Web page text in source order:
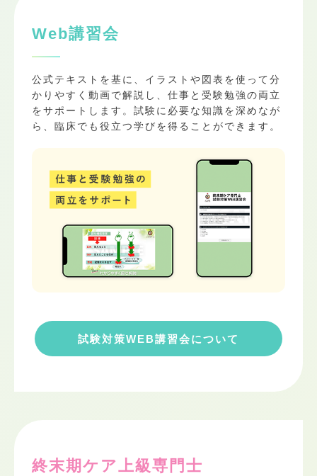
Web講習会
公式テキストを基に、イラストや図表を使って分
かりやすく動画で解説し、仕事と受験勉強の両立
をサポートします。試験に必要な知識を深めなが
ら、臨床でも役立つ学びを得ることができます。
試験対策WEB講習会について
終末期ケア上級専門士